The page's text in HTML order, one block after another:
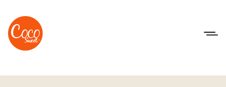
Ir al menú
Ir a los contenidos